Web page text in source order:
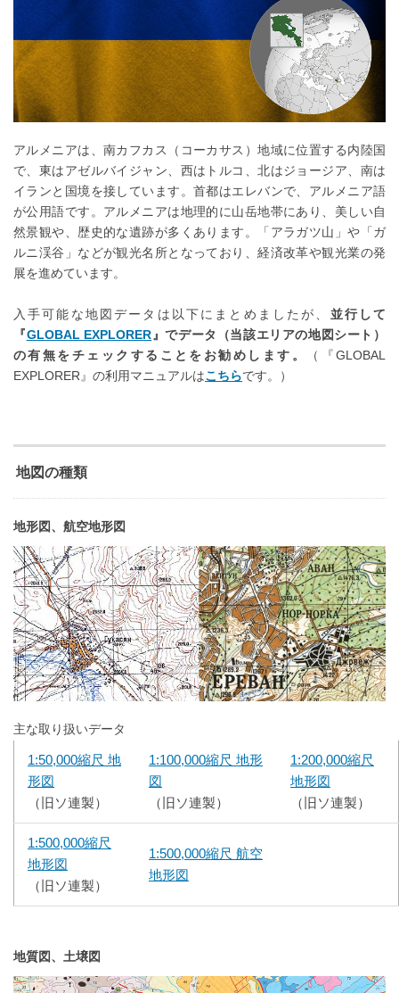
アルメニアは、南カフカス（コーカサス）地域に位置する内陸国
で、東はアゼルバイジャン、西はトルコ、北はジョージア、南は
イランと国境を接しています。首都はエレバンで、アルメニア語
が公用語です。アルメニアは地理的に山岳地帯にあり、美しい自
然景観や、歴史的な遺跡が多くあります。「アラガツ山」や「ガ
ルニ渓谷」などが観光名所となっており、経済改革や観光業の発
展を進めています。
入手可能な地図データは以下にまとめましたが、 並行して
『GLOBAL EXPLORER 』でデータ（当該エリアの地図シート）
の有無をチェックすることをお勧めします。
（『GLOBAL
EXPLORER』の利用マニュアルはこちらです。）
地図の種類
地形図、航空地形図
主な取り扱いデータ
1:50,000縮尺 地
形図
（旧ソ連製）
1:100,000縮尺 地形
図
（旧ソ連製）
1:200,000縮尺
地形図
（旧ソ連製）
1:500,000縮尺
地形図
（旧ソ連製）
1:500,000縮尺 航空
地形図
地質図、土壌図